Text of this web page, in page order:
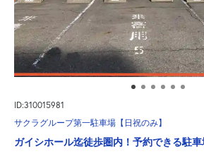
ID:310015981
サクラグループ第一駐車場【日祝のみ】
ガイシホール迄徒歩圏内！予約できる駐車